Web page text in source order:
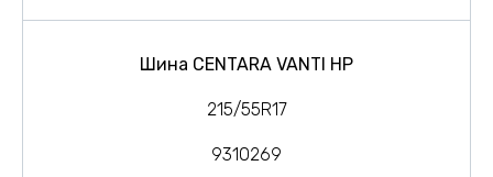
Шина CENTARA VANTI HP
215/55R17
9310269